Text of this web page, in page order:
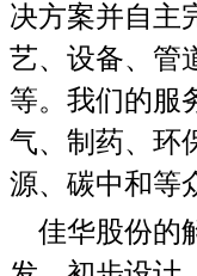
决方案并自主
艺、设备、管
等。我们的服
气、制药、环
源、碳中和等
佳华股份的